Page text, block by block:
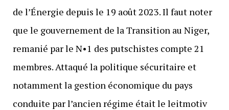
de l’Énergie depuis le 19 août 2023. Il faut noter
que le gouvernement de la Transition au Niger,
remanié par le N•1 des putschistes compte 21
membres. Attaqué la politique sécuritaire et
notamment la gestion économique du pays
conduite par l’ancien régime était le leitmotiv